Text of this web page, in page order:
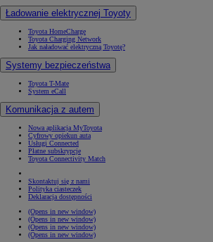
Ładowanie elektrycznej Toyoty
Toyota HomeCharge
Toyota Charging Network
Jak naładować elektryczną Toyotę?
Systemy bezpieczeństwa
Toyota T-Mate
System eCall
Komunikacja z autem
Nowa aplikacja MyToyota
Cyfrowy opiekun auta
Usługi Connected
Płatne subskrypcje
Toyota Connectivity Match
Skontaktuj się z nami
Polityka ciasteczek
Deklaracja dostępności
(Opens in new window)
(Opens in new window)
(Opens in new window)
(Opens in new window)